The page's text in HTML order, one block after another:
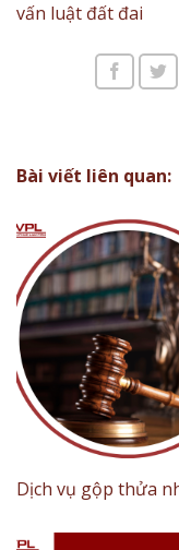
vấn luật đất đai
Bài viết liên quan:
Dịch vụ gộp thửa